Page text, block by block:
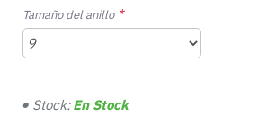
Stock: En Stock
Tamaño del anillo